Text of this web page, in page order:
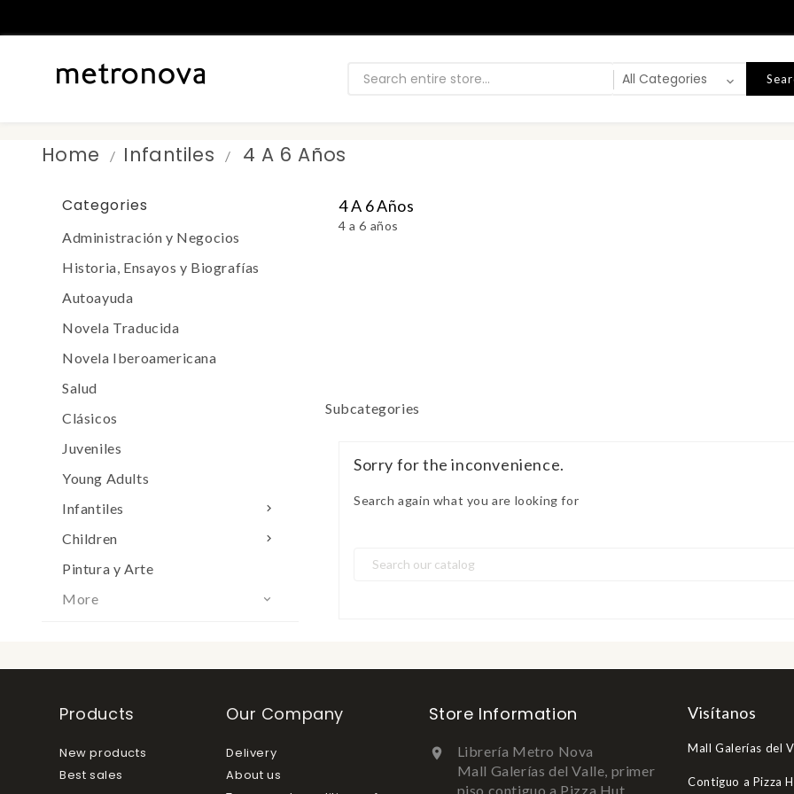
Home Infantiles 4 A 6 Años
Categories
Administración y Negocios
Historia, Ensayos y Biografías
Autoayuda
Novela Traducida
Novela Iberoamericana
Salud
Clásicos
Juveniles
Young Adults

Infantiles

Children
Pintura y Arte
More

4 A 6 Años
4 a 6 años
Subcategories
Sorry for the inconvenience.
Search again what you are looking for
Products
New products
Best sales
Our Company
Delivery
About us
Store Information

Librería Metro Nova
Mall Galerías del Valle, primer
piso contiguo a Pizza Hut
Visítanos
Mall Galerías del
Contiguo a Pizza